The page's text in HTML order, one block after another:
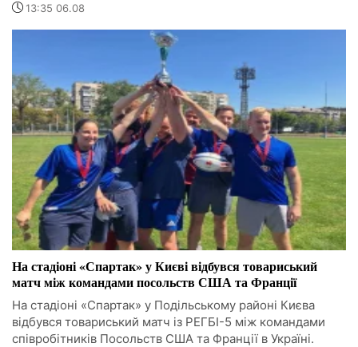
13:35 06.08
На стадіоні «Спартак» у Києві відбувся товариський
матч між командами посольств США та Франції
На стадіоні «Спартак» у Подільському районі Києва
відбувся товариський матч із РЕГБІ-5 між командами
співробітників Посольств США та Франції в Україні.